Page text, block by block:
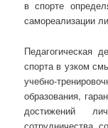
в спорте
самореализации
Педагогическая
спорта в узком
учебно-
образования,
достижений
сотрудничества,